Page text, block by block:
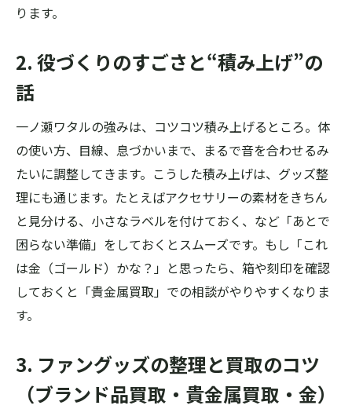
ります。
2. 役づくりのすごさと“積み上げ”の
話
一ノ瀬ワタルの強みは、コツコツ積み上げるところ。体
の使い方、目線、息づかいまで、まるで音を合わせるみ
たいに調整してきます。こうした積み上げは、グッズ整
理にも通じます。たとえばアクセサリーの素材をきちん
と見分ける、小さなラベルを付けておく、など「あとで
困らない準備」をしておくとスムーズです。もし「これ
は金（ゴールド）かな？」と思ったら、箱や刻印を確認
しておくと「貴金属買取」での相談がやりやすくなりま
す。
3. ファングッズの整理と買取のコツ
（ブランド品買取・貴金属買取・金）